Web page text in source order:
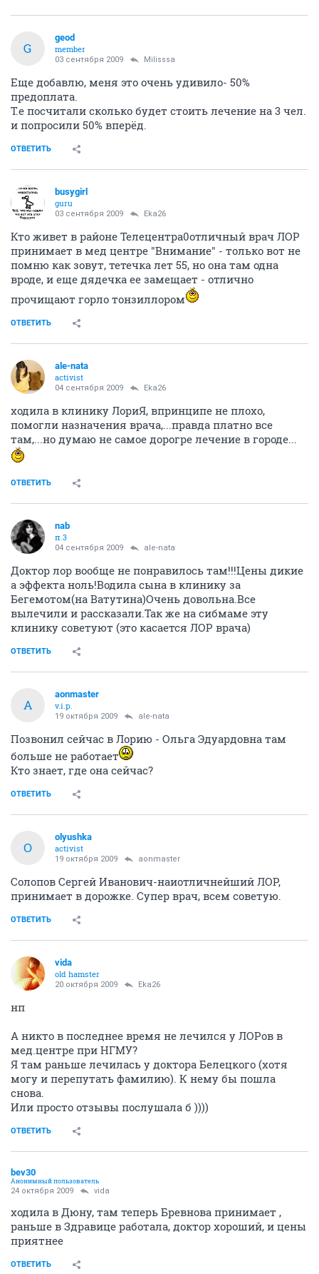
G
geod
member
03 сентября 2009 Milisssa
Еще добавлю, меня это очень удивило- 50%
предоплата.
Т.е посчитали сколько будет стоить лечение на 3 чел.
и попросили 50% вперёд.
ОТВЕТИТЬ
busygirl
guru
03 сентября 2009 Eka26
Кто живет в районе Телецентра0отличный врач ЛОР
принимает в мед центре "Внимание" - только вот не
помню как зовут, тетечка лет 55, но она там одна
вроде, и еще дядечка ее замещает - отлично
прочищают горло тонзиллором
ОТВЕТИТЬ
ale-nata
activist
04 сентября 2009 Eka26
ходила в клинику ЛориЯ, впринципе не плохо,
помогли назначения врача,...правда платно все
там,...но думаю не самое дорогре лечение в городе...
ОТВЕТИТЬ
nab
п.3
04 сентября 2009 ale-nata
Доктор лор вообще не понравилось там!!!Цены дикие
а эффекта ноль!Водила сына в клинику за
Бегемотом(на Ватутина)Очень довольна.Все
вылечили и рассказали.Так же на сибмаме эту
клинику советуют (это касается ЛОР врача)
ОТВЕТИТЬ
A
aonmaster
v.i.p.
19 октября 2009 ale-nata
Позвонил сейчас в Лорию - Ольга Эдуардовна там
больше не работает
Кто знает, где она сейчас?
ОТВЕТИТЬ
O
olyushka
activist
19 октября 2009 aonmaster
Солопов Сергей Иванович-наиотличнейший ЛОР,
принимает в дорожке. Супер врач, всем советую.
ОТВЕТИТЬ
vida
old hamster
20 октября 2009 Eka26
нп
А никто в последнее время не лечился у ЛОРов в
мед.центре при НГМУ?
Я там раньше лечилась у доктора Белецкого (хотя
могу и перепутать фамилию). К нему бы пошла
снова.
Или просто отзывы послушала б ))))
ОТВЕТИТЬ
bev30
Анонимный пользователь
24 октября 2009 vida
ходила в Дюну, там теперь Бревнова принимает ,
раньше в Здравице работала, доктор хороший, и цены
приятнее
ОТВЕТИТЬ